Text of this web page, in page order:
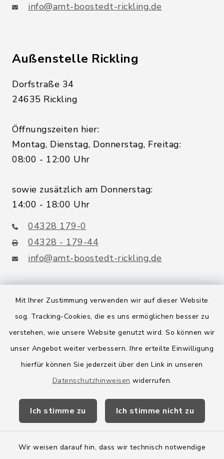
Mit Ihrer Zustimmung verwenden wir auf dieser Website
sog. Tracking-Cookies, die es uns ermöglichen besser zu
verstehen, wie unsere Website genutzt wird. So können wir
unser Angebot weiter verbessern. Ihre erteilte Einwilligung
hierfür können Sie jederzeit über den Link in unseren
Datenschutzhinweisen widerrufen.
Ich stimme zu Ich stimme nicht zu
Wir weisen darauf hin, dass wir technisch notwendige
info@amt-boostedt-rickling.de
Außenstelle Rickling
Dorfstraße 34
24635 Rickling
Öffnungszeiten hier:
Montag, Dienstag, Donnerstag, Freitag:
08:00 - 12:00 Uhr
sowie zusätzlich am Donnerstag:
14:00 - 18:00 Uhr
04328 179-0
04328 - 179-44
info@amt-boostedt-rickling.de
Quicklinks
Amt Boostedt-Rickling
Kreis Segeberg
Wege-Zweckverband